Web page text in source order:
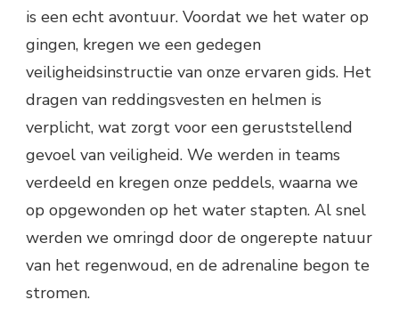
is een echt avontuur. Voordat we het water op
gingen, kregen we een gedegen
veiligheidsinstructie van onze ervaren gids. Het
dragen van reddingsvesten en helmen is
verplicht, wat zorgt voor een geruststellend
gevoel van veiligheid. We werden in teams
verdeeld en kregen onze peddels, waarna we
op opgewonden op het water stapten. Al snel
werden we omringd door de ongerepte natuur
van het regenwoud, en de adrenaline begon te
stromen.